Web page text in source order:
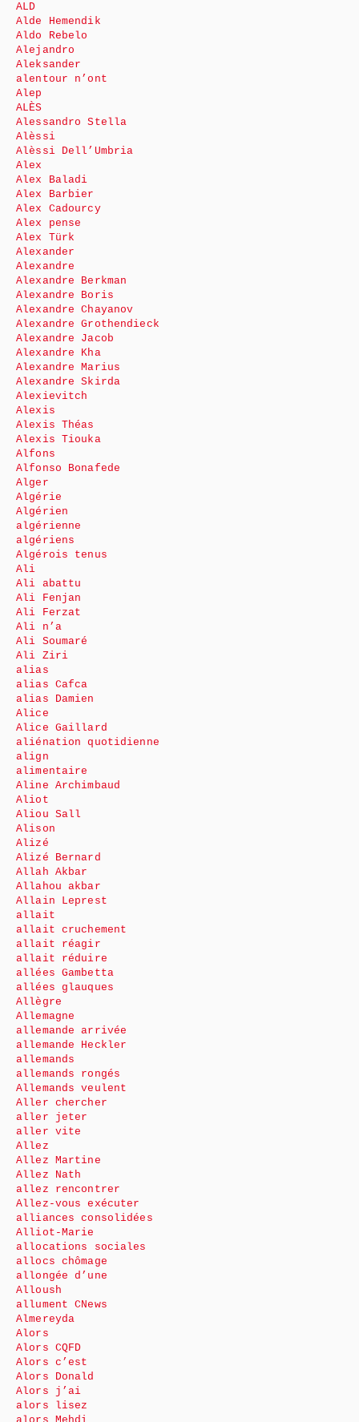
ALD
Alde Hemendik
Aldo Rebelo
Alejandro
Aleksander
alentour n’ont
Alep
ALÈS
Alessandro Stella
Alèssi
Alèssi Dell’Umbria
Alex
Alex Baladi
Alex Barbier
Alex Cadourcy
Alex pense
Alex Türk
Alexander
Alexandre
Alexandre Berkman
Alexandre Boris
Alexandre Chayanov
Alexandre Grothendieck
Alexandre Jacob
Alexandre Kha
Alexandre Marius
Alexandre Skirda
Alexievitch
Alexis
Alexis Théas
Alexis Tiouka
Alfons
Alfonso Bonafede
Alger
Algérie
Algérien
algérienne
algériens
Algérois tenus
Ali
Ali abattu
Ali Fenjan
Ali Ferzat
Ali n’a
Ali Soumaré
Ali Ziri
alias
alias Cafca
alias Damien
Alice
Alice Gaillard
aliénation quotidienne
align
alimentaire
Aline Archimbaud
Aliot
Aliou Sall
Alison
Alizé
Alizé Bernard
Allah Akbar
Allahou akbar
Allain Leprest
allait
allait cruchement
allait réagir
allait réduire
allées Gambetta
allées glauques
Allègre
Allemagne
allemande arrivée
allemande Heckler
allemands
allemands rongés
Allemands veulent
Aller chercher
aller jeter
aller vite
Allez
Allez Martine
Allez Nath
allez rencontrer
Allez-vous exécuter
alliances consolidées
Alliot-Marie
allocations sociales
allocs chômage
allongée d’une
Alloush
allument CNews
Almereyda
Alors
Alors CQFD
Alors c’est
Alors Donald
Alors j’ai
alors lisez